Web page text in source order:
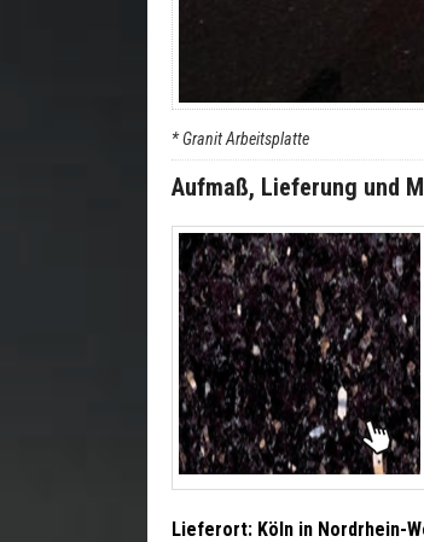
* Granit Arbeitsplatte
Aufmaß, Lieferung und
Lieferort: Köln in Nordrhein-